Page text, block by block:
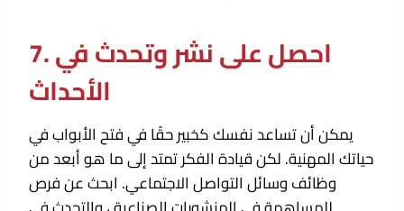
7. احصل على نشر وتحدث في
الأحداث
يمكن أن تساعد نفسك كخبير حقًا في فتح الأبواب في
حياتك المهنية. لكن قيادة الفكر تمتد إلى ما هو أبعد من
وظائف وسائل التواصل الاجتماعي. ابحث عن فرص